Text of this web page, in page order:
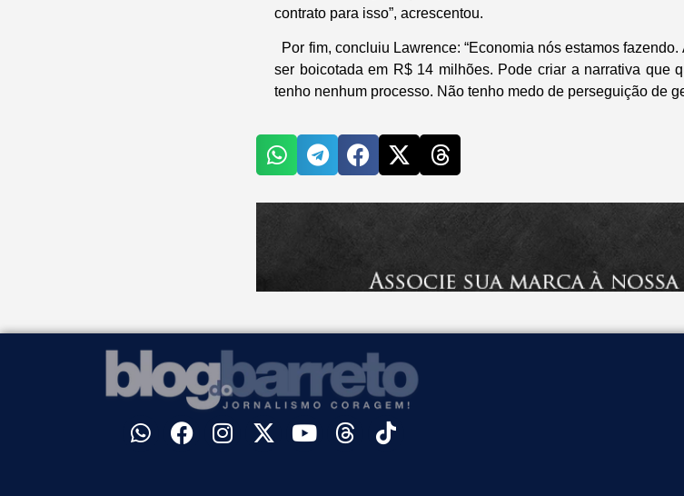
contrato para isso”, acrescentou.
Por fim, concluiu Lawrence: “Economia nós estamos
ser boicotada em R$ 14 milhões. Pode criar a narrativa que
tenho nenhum processo. Não tenho medo de perseguição de